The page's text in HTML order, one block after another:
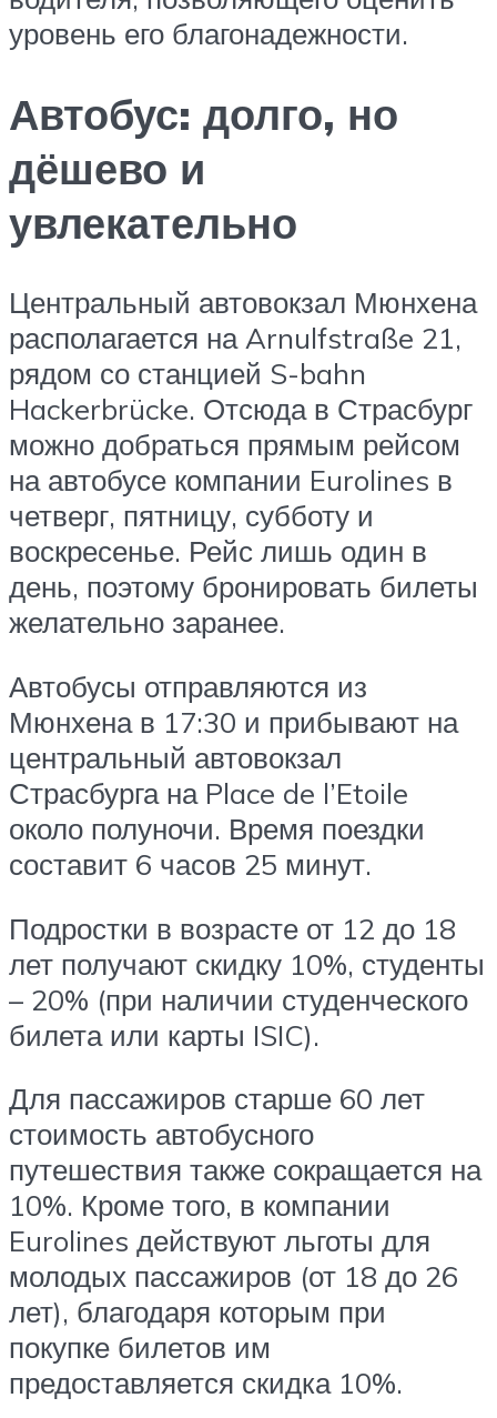
уровень его благонадежности.
Автобус: долго, но
дёшево и
увлекательно
Центральный автовокзал Мюнхена
располагается на Arnulfstraße 21,
рядом со станцией S-bahn
Hackerbrücke. Отсюда в Страсбург
можно добраться прямым рейсом
на автобусе компании Eurolines в
четверг, пятницу, субботу и
воскресенье. Рейс лишь один в
день, поэтому бронировать билеты
желательно заранее.
Автобусы отправляются из
Мюнхена в 17:30 и прибывают на
центральный автовокзал
Страсбурга на Place de l’Etoile
около полуночи. Время поездки
составит 6 часов 25 минут.
Подростки в возрасте от 12 до 18
лет получают скидку 10%, студенты
– 20% (при наличии студенческого
билета или карты ISIC).
Для пассажиров старше 60 лет
стоимость автобусного
путешествия также сокращается на
10%. Кроме того, в компании
Eurolines действуют льготы для
молодых пассажиров (от 18 до 26
лет), благодаря которым при
покупке билетов им
предоставляется скидка 10%.